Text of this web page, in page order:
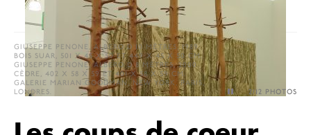
2/12 PHOTOS